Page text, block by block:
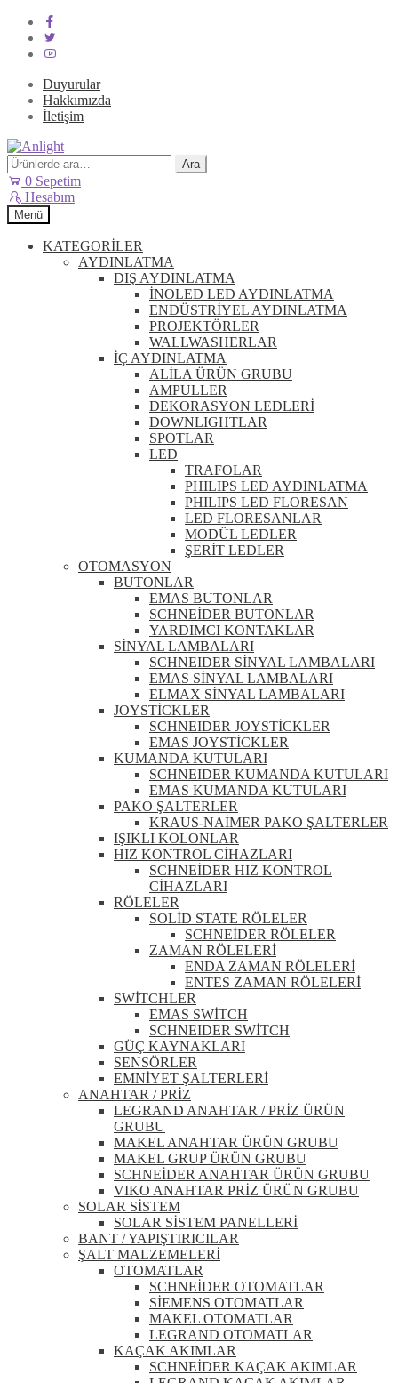
Duyurular
Hakkımızda
İletişim
Dolaşıma
geç
İçeriğe
geç
Ara: Ara
0 Sepetim
Hesabım
Menü
KATEGORİLER
AYDINLATMA
DIŞ AYDINLATMA
İNOLED LED AYDINLATMA
ENDÜSTRİYEL AYDINLATMA
PROJEKTÖRLER
WALLWASHERLAR
İÇ AYDINLATMA
ALİLA ÜRÜN GRUBU
AMPULLER
DEKORASYON LEDLERİ
DOWNLIGHTLAR
SPOTLAR
LED
TRAFOLAR
PHILIPS LED AYDINLATMA
PHILIPS LED FLORESAN
LED FLORESANLAR
MODÜL LEDLER
ŞERİT LEDLER
OTOMASYON
BUTONLAR
EMAS BUTONLAR
SCHNEİDER BUTONLAR
YARDIMCI KONTAKLAR
SİNYAL LAMBALARI
SCHNEIDER SİNYAL LAMBALARI
EMAS SİNYAL LAMBALARI
ELMAX SİNYAL LAMBALARI
JOYSTİCKLER
SCHNEIDER JOYSTİCKLER
EMAS JOYSTİCKLER
KUMANDA KUTULARI
SCHNEIDER KUMANDA KUTULARI
EMAS KUMANDA KUTULARI
PAKO ŞALTERLER
KRAUS-NAİMER PAKO ŞALTERLER
IŞIKLI KOLONLAR
HIZ KONTROL CİHAZLARI
SCHNEİDER HIZ KONTROL
CİHAZLARI
RÖLELER
SOLİD STATE RÖLELER
SCHNEİDER RÖLELER
ZAMAN RÖLELERİ
ENDA ZAMAN RÖLELERİ
ENTES ZAMAN RÖLELERİ
SWİTCHLER
EMAS SWİTCH
SCHNEIDER SWİTCH
GÜÇ KAYNAKLARI
SENSÖRLER
EMNİYET ŞALTERLERİ
ANAHTAR / PRİZ
LEGRAND ANAHTAR / PRİZ ÜRÜN
GRUBU
MAKEL ANAHTAR ÜRÜN GRUBU
MAKEL GRUP ÜRÜN GRUBU
SCHNEİDER ANAHTAR ÜRÜN GRUBU
VIKO ANAHTAR PRİZ ÜRÜN GRUBU
SOLAR SİSTEM
SOLAR SİSTEM PANELLERİ
BANT / YAPIŞTIRICILAR
ŞALT MALZEMELERİ
OTOMATLAR
SCHNEİDER OTOMATLAR
SİEMENS OTOMATLAR
MAKEL OTOMATLAR
LEGRAND OTOMATLAR
KAÇAK AKIMLAR
SCHNEİDER KAÇAK AKIMLAR